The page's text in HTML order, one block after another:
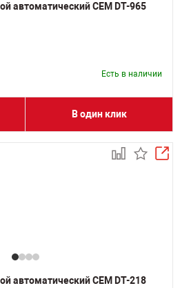
автоматический CEM DT-965
Есть в наличии
В один клик
автоматический CEM DT-218